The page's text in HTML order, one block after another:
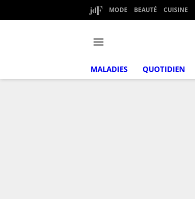
MODE BEAUTÉ CUISINE
MALADIES QUOTIDIEN